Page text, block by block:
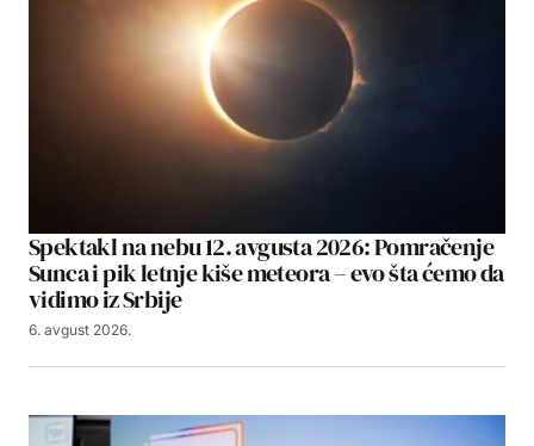
Spektakl na nebu 12. avgusta 2026: Pomračenje
Sunca i pik letnje kiše meteora – evo šta ćemo da
vidimo iz Srbije
6. avgust 2026.